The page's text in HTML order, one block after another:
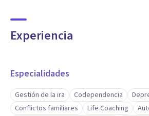
Experiencia
Especialidades
Gestión de la ira Codependencia
Conflictos familiares
Life Coaching